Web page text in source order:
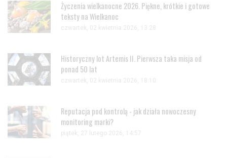
Życzenia wielkanocne 2026. Piękne, krótkie i gotowe
teksty na Wielkanoc
czwartek, 02 kwietnia 2026, 13:28
Historyczny lot Artemis II. Pierwsza taka misja od
ponad 50 lat
czwartek, 02 kwietnia 2026, 18:10
Reputacja pod kontrolą - jak działa nowoczesny
monitoring marki?
piątek, 27 lutego 2026, 14:57